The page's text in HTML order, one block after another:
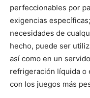
perfeccionables por
exigencias específicas;
necesidades de
hecho, puede ser
así como en un
refrigeración líquida o
con los juegos más